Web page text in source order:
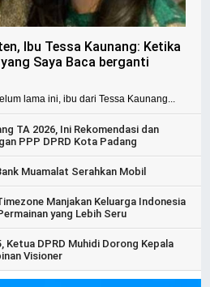
Ibu Tessa Kaunang: Ketika
Saya Baca berganti
lama ini, ibu dari Tessa Kaunang...
TA 2026, Ini Rekomendasi dan
PPP DPRD Kota Padang
Muamalat Serahkan Mobil
Manjakan Keluarga Indonesia
yang Lebih Seru
Ketua DPRD Muhidi Dorong Kepala
Visioner